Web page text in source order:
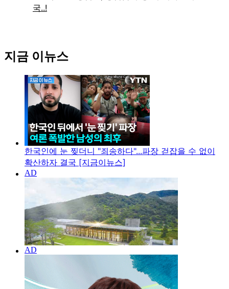
지금 이뉴스
한국인에 눈 찢더니 "죄송하다"...파장 걷잡을 수 없이
확산하자 결국 [지금이뉴스]